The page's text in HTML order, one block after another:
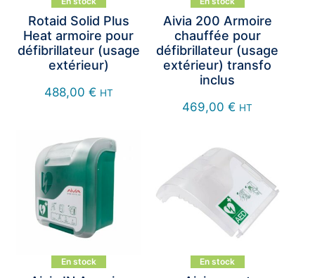
Rotaid Solid Plus
Heat armoire pour
défibrillateur (usage
extérieur)
488,00 € HT
Aivia 200 Armoire
chauffée pour
défibrillateur (usage
extérieur) transfo
inclus
469,00€ HT
En stock En stock